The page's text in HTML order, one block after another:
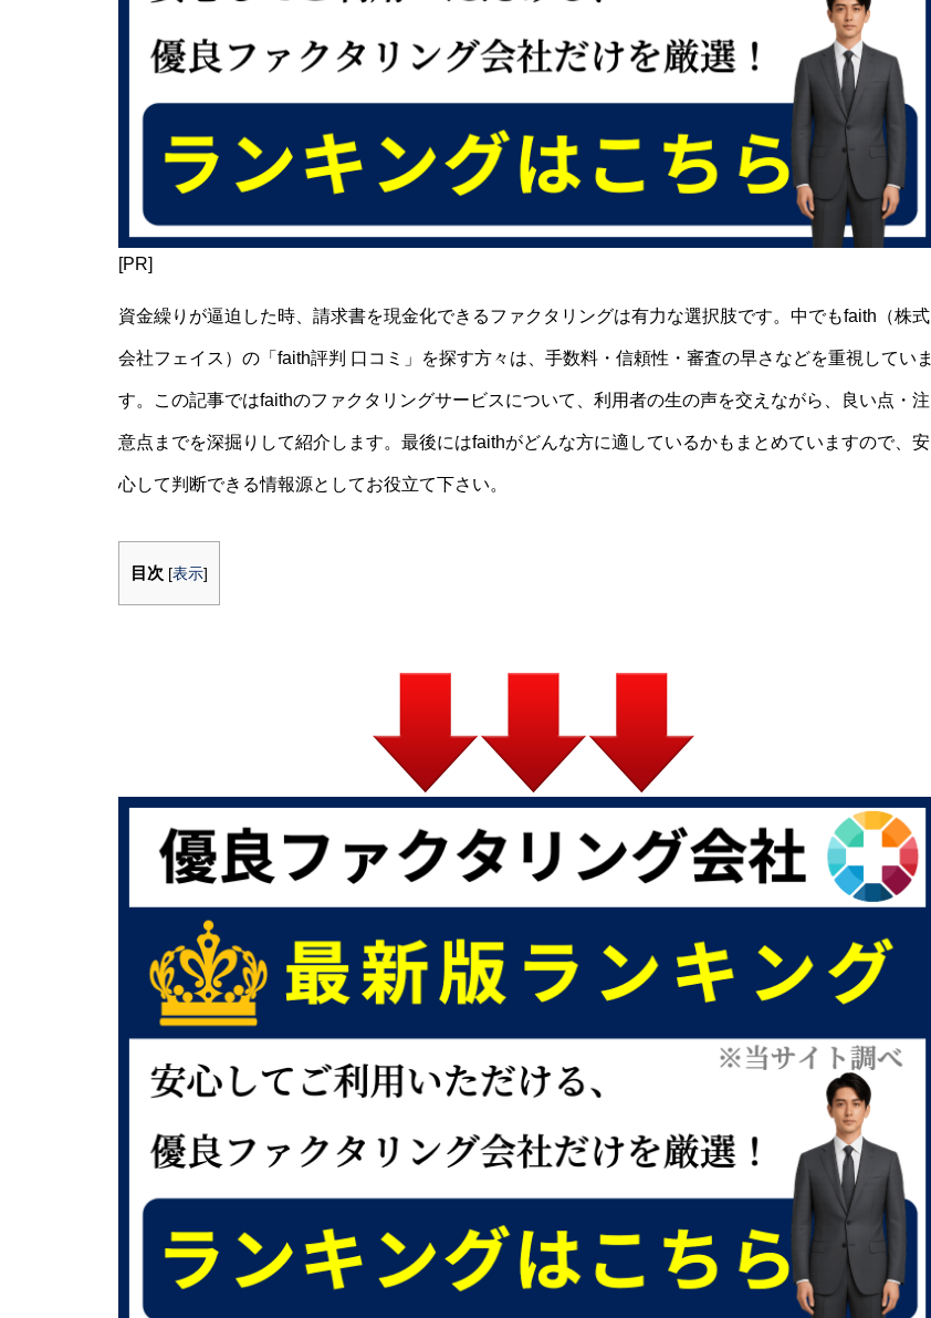
[PR]
資金繰りが逼迫した時、請求書を現金化できるファクタリングは有力な選択肢です。中でもfaith（株式
会社フェイス）の「faith評判 口コミ」を探す方々は、手数料・信頼性・審査の早さなどを重視していま
す。この記事ではfaithのファクタリングサービスについて、利用者の生の声を交えながら、良い点・注
意点までを深掘りして紹介します。最後にはfaithがどんな方に適しているかもまとめていますので、安
心して判断できる情報源としてお役立て下さい。
目次 [表示]